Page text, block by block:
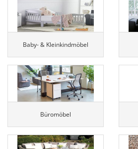
Baby- & Kleinkindmöbel
Büromöbel